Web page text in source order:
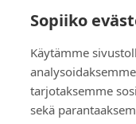
Sopiiko
Käytämme
tarjotaksemme
sekä
Uudet